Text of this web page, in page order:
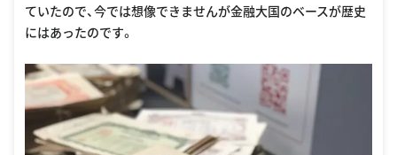
ていたので、今では想像できませんが金融大国のベースが歴史
にはあったのです。